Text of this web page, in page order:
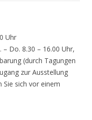
Uhr
Do. 8.30 – 16.00 Uhr,
(durch Tagungen
zur Ausstellung
sich vor einem